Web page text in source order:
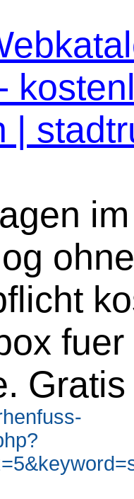
|
im
ohne
fuer
Gratis